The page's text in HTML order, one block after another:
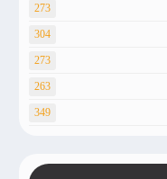
273
304
273
263
349